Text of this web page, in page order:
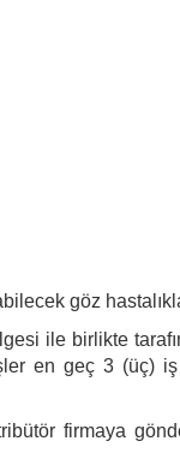
göz
ile birlikte
en geç 3 (üç)
firmaya